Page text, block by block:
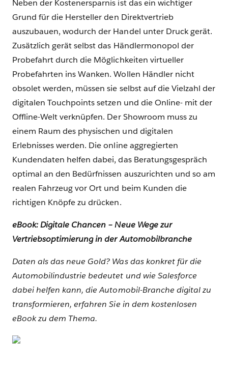
Neben der Kostenersparnis ist das ein wichtiger
Grund für die Hersteller den Direktvertrieb
auszubauen, wodurch der Handel unter Druck gerät.
Zusätzlich gerät selbst das Händlermonopol der
Probefahrt durch die Möglichkeiten virtueller
Probefahrten ins Wanken. Wollen Händler nicht
obsolet werden, müssen sie selbst auf die Vielzahl der
digitalen Touchpoints setzen und die Online- mit der
Offline-Welt verknüpfen. Der Showroom muss zu
einem Raum des physischen und digitalen
Erlebnisses werden. Die online aggregierten
Kundendaten helfen dabei, das Beratungsgespräch
optimal an den Bedürfnissen auszurichten und so am
realen Fahrzeug vor Ort und beim Kunden die
richtigen Knöpfe zu drücken.
eBook: Digitale Chancen – Neue Wege zur
Vertriebsoptimierung in der Automobilbranche
Daten als das neue Gold? Was das konkret für die
Automobilindustrie bedeutet und wie Salesforce
dabei helfen kann, die Automobil-Branche digital zu
transformieren, erfahren Sie in dem kostenlosen
eBook zu dem Thema.